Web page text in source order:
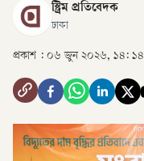
স্ট্রিম প্রতিবেদক
ঢাকা
প্রকাশ : ০৬ জুন ২০২৬, ১৪: ১৪